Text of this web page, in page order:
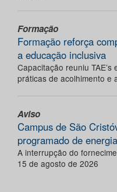
Formação
Formação reforça
a educação inclusiva
Capacitação reuniu
práticas de acolhimento e
Aviso
Campus de São
programado de
A interrupção do
15 de agosto de 2026